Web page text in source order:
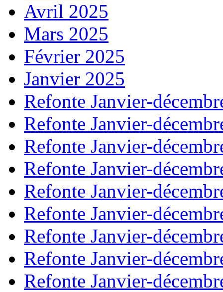
Avril 2025
Mars 2025
Février 2025
Janvier 2025
Refonte Janvier-
Refonte Janvier-
Refonte Janvier-
Refonte Janvier-
Refonte Janvier-
Refonte Janvier-
Refonte Janvier-
Refonte Janvier-
Refonte Janvier-